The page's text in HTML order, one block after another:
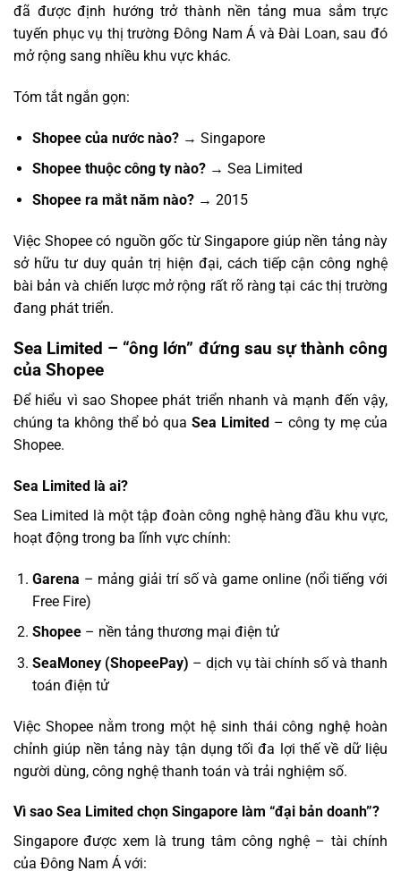
đã được định hướng trở thành nền tảng mua sắm trực
tuyến phục vụ thị trường Đông Nam Á và Đài Loan, sau đó
mở rộng sang nhiều khu vực khác.
Tóm tắt ngắn gọn:
Shopee của nước nào?→ Singapore
Shopee thuộc công ty nào?→ Sea Limited
Shopee ra mắt năm nào?→ 2015
Việc Shopee có nguồn gốc từ Singapore giúp nền tảng này
sở hữu tư duy quản trị hiện đại, cách tiếp cận công nghệ
bài bản và chiến lược mở rộng rất rõ ràng tại các thị trường
đang phát triển.
Sea Limited – “ông lớn” đứng sau sự thành công
của Shopee
Để hiểu vì sao Shopee phát triển nhanh và mạnh đến vậy,
chúng ta không thể bỏ qua Sea Limited – công ty mẹ của
Shopee.
Sea Limited là ai?
Sea Limited là một tập đoàn công nghệ hàng đầu khu vực,
hoạt động trong ba lĩnh vực chính:
Garena – mảng giải trí số và game online (nổi tiếng với
Free Fire)
Shopee– nền tảng thương mại điện tử
SeaMoney (ShopeePay) – dịch vụ tài chính số và thanh
toán điện tử
Việc Shopee nằm trong một hệ sinh thái công nghệ hoàn
chỉnh giúp nền tảng này tận dụng tối đa lợi thế về dữ liệu
người dùng, công nghệ thanh toán và trải nghiệm số.
Vì sao Sea Limited chọn Singapore làm “đại bản doanh”?
Singapore được xem là trung tâm công nghệ – tài chính
của Đông Nam Á với: